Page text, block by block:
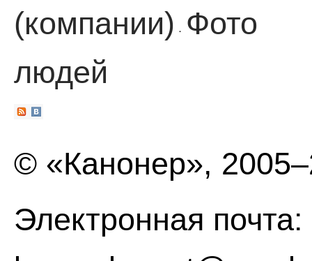
(компании)
·
Фото
людей
© «Канонер»,
Электронная почта: